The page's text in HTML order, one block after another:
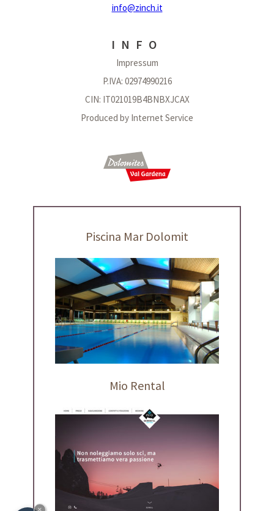
info@zinch.it
INFO
Impressum
P.IVA: 02974990216
CIN: IT021019B4BNBXJCAX
Produced by Internet Service
Piscina Mar Dolomit
Mio Rental